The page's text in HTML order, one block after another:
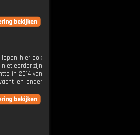
lopen hier ook
eerder zijn
in 2014 van
en onder